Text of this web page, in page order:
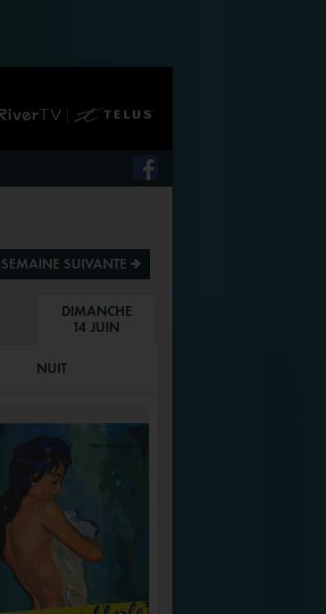
SEMAINE SUIVANTE ª
DIMANCHE
14 JUIN
NUIT